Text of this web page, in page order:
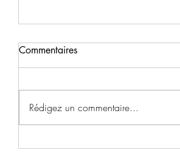
Commentaires
Rédigez un commentaire...